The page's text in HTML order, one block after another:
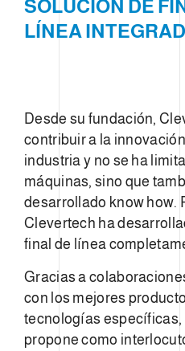
SOLUCIÓN DE
LÍNEA
Desde su fundación,
contribuir a la
industria y no se ha
máquinas, sino que
desarrollado know how.
Clevertech ha
final de línea
Gracias a
con los mejores
tecnologías específicas,
propone como